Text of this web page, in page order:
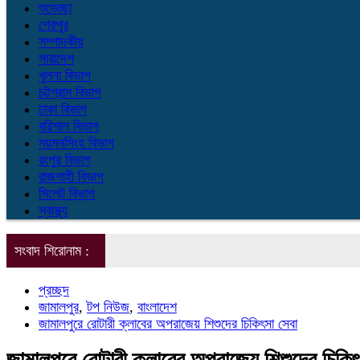
শুভেচ্ছা
শেরপুর
সম্পাদকীয়
সারাদেশ
খুলনা বিভাগ
চট্টগ্রাম বিভাগ
ঢাকা বিভাগ
বরিশাল বিভাগ
ময়মনসিংহ বিভাগ
রংপুর বিভাগ
রাজশাহী বিভাগ
সিলেট বিভাগ
স্বাস্থ্য
সংবাদ শিরোনাম :
প্রচ্ছদ
জামালপুর,টপ নিউজ, বাংলাদেশ
জামালপুরে রোটারী ক্লাবের অপরাজেয় শিশুদের চিকিৎসা সেবা